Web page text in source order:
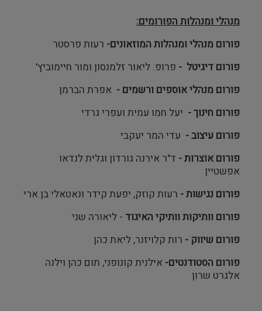
מנהלי ומנהלות הפורומים:
פורום מנהלי ומנהלות המוזאונים- רעות פרסטר
פורום דיגיטל - פרופ. ליאור זלמנסון ומור חיימוביץ'
פורום מנהלי אוספים ורשמים - אפרת הברמן
פורום חינוך - יעל חמו עמית ועפרי גרדי
פורום עיצוב - עדי המר יעקבי
פורום אוצרות - ד"ר אירנה גורדון וגלית לנדאו
אפשטיין
פורום נגישות - רעות קוזק, יפעת קידר ונאטאלי בן ארי
פורום וותיקות וותיקי האיגוד - ליאורה שני
פורום שיווק - רות קלויזנר, ליאת כהן
פורום הסטודנטים- אילנית קונופני, תום כהן וילנה
אלגרט שרון